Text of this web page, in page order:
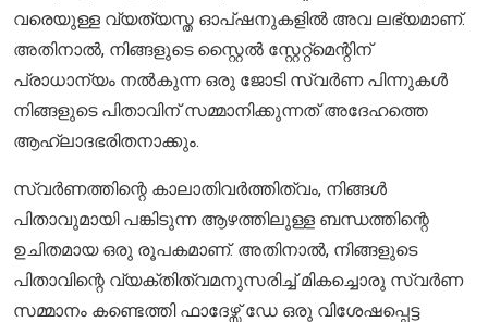
വരെയുള്ള വ്യത്യസ്ത ഓപ്ഷനുകളിൽ അവ ലഭ്യമാണ്.
അതിനാൽ, നിങ്ങളുടെ സ്റ്റൈൽ സ്റ്റേറ്റ്മെന്റിന്
പ്രാധാന്യം നൽകുന്ന ഒരു ജോടി സ്വർണ പിന്നുകൾ
നിങ്ങളുടെ പിതാവിന് സമ്മാനിക്കുന്നത് അദേഹത്തെ
ആഹ്ലാദഭരിതനാക്കും.
സ്വർണത്തിന്റെ കാലാതിവർത്തിത്വം, നിങ്ങൾ
പിതാവുമായി പങ്കിടുന്ന ആഴത്തിലുള്ള ബന്ധത്തിന്റെ
ഉചിതമായ ഒരു രൂപകമാണ്. അതിനാൽ, നിങ്ങളുടെ
പിതാവിന്റെ വ്യക്തിത്വമനുസരിച്ച് മികച്ചൊരു സ്വർണ
സമ്മാനം കണ്ടെത്തി ഫാദേഴ്സ് ഡേ ഒരു വിശേഷപ്പെട്ട